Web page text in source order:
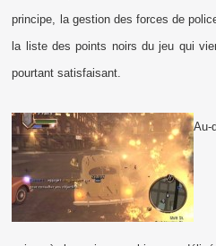
principe, la gestion des forces de
la liste des points noirs du jeu qui
pourtant satisfaisant.
Au-